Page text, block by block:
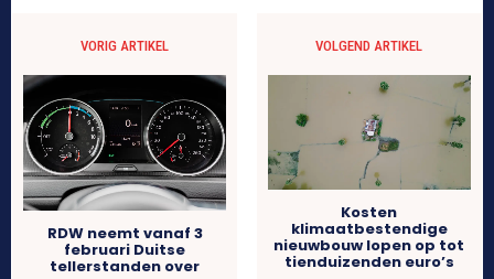
VORIG ARTIKEL
RDW neemt vanaf 3
februari Duitse
tellerstanden over
VOLGEND ARTIKEL
Kosten
klimaatbestendige
nieuwbouw lopen op tot
tienduizenden euro’s